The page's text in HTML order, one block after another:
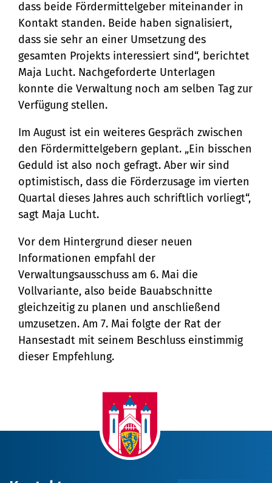
dass beide Fördermittelgeber miteinander in
Kontakt standen. Beide haben signalisiert,
dass sie sehr an einer Umsetzung des
gesamten Projekts interessiert sind“, berichtet
Maja Lucht. Nachgeforderte Unterlagen
konnte die Verwaltung noch am selben Tag zur
Verfügung stellen.
Im August ist ein weiteres Gespräch zwischen
den Fördermittelgebern geplant. „Ein bisschen
Geduld ist also noch gefragt. Aber wir sind
optimistisch, dass die Förderzusage im vierten
Quartal dieses Jahres auch schriftlich vorliegt“,
sagt Maja Lucht.
Vor dem Hintergrund dieser neuen
Informationen empfahl der
Verwaltungsausschuss am 6. Mai die
Vollvariante, also beide Bauabschnitte
gleichzeitig zu planen und anschließend
umzusetzen. Am 7. Mai folgte der Rat der
Hansestadt mit seinem Beschluss einstimmig
dieser Empfehlung.